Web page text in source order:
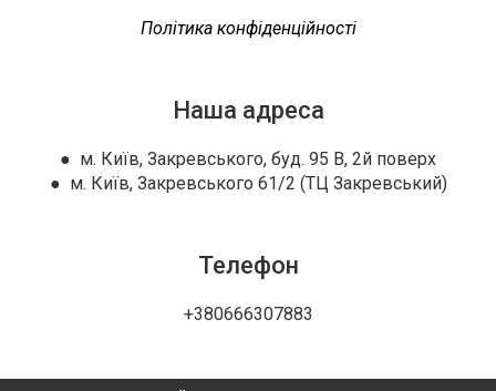
Політика конфіденційності
Наша адреса
● м. Київ, Закревського, буд. 95 В, 2й поверх
● м. Київ, Закревського 61/2 (ТЦ Закревський)
Телефон
+380666307883